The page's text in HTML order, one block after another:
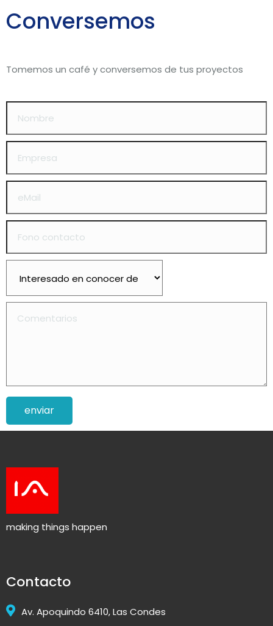
Conversemos
Tomemos un café y conversemos de tus proyectos
enviar
making things happen
Contacto
Av. Apoquindo 6410, Las Condes